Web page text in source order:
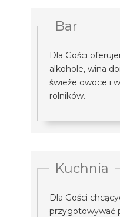
Bar
Dla Gości
alkohole, wina
świeże owoce i
rolników.
Kuchnia
Dla Gości
przygotowywać